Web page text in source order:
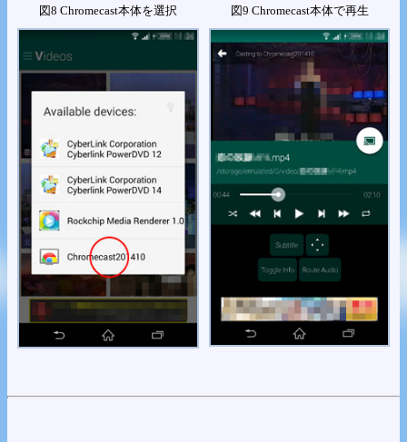
図8 Chromecast本体を選択 図9 Chromecast本体で再生